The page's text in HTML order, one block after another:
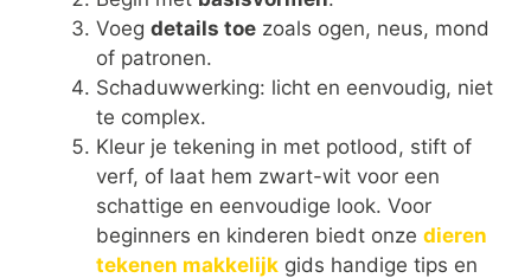
Voeg details toe zoals ogen, neus, mond
of patronen.
Schaduwwerking: licht en eenvoudig, niet
te complex.
Kleur je tekening in met potlood, stift of
verf, of laat hem zwart-wit voor een
schattige en eenvoudige look. Voor
beginners en kinderen biedt onze dieren
tekenen makkelijk gids handige tips en